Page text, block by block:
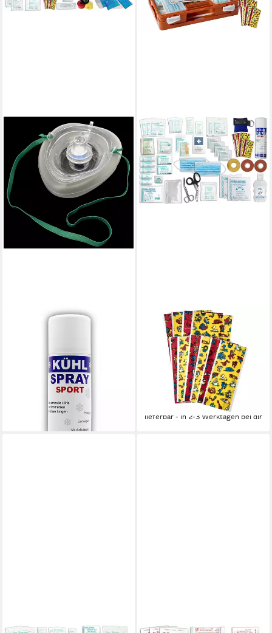
WM-TEAMSPORT
Trainerkoffer inkl.
Sprühpflaster
UVP69,90 €
lieferbar - in 2-3 Werktagen bei dir
WM-TEAMSPORT
Erste-Hilfe-Koffer Sport-
Sanitätskoffer S1 PLUS -
Erste-Hilfe DIN 13157 inkl.
DIN 13164
49,90 € UVP68,80 €
lieferbar - in 2-3 Werktagen bei dir